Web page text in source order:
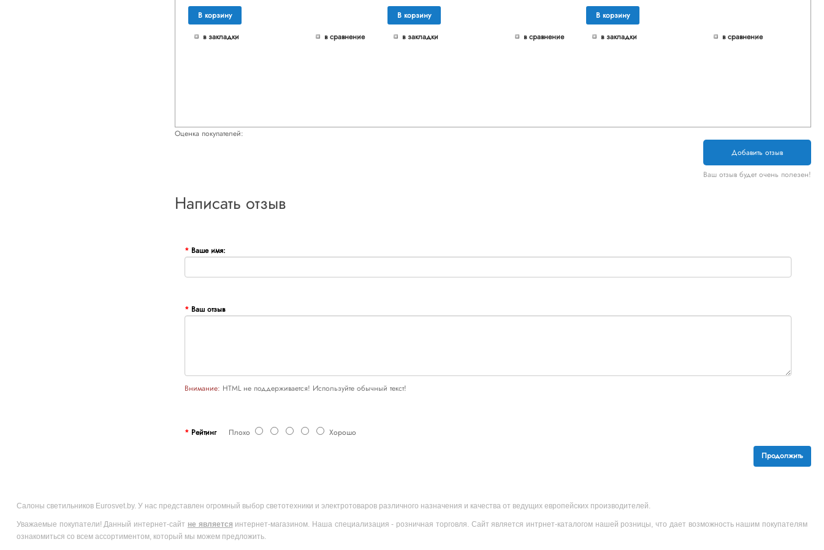
В корзину
в закладки
в сравнение
В корзину
в закладки
в сравнение
В корзину
в закладки
в сравнение
Оценка покупателей:
Добавить отзыв
Ваш отзыв будет очень полезен!
Написать отзыв
Ваше имя:
Ваш отзыв
Внимание: HTML не поддерживается! Используйте обычный текст!
РейтингПлохо Хорошо
Продолжить
Салоны светильников Eurosvet.by. У нас представлен огромный выбор светотехники и электротоваров различного назначения и качества от ведущих европейских производителей.
Уважаемые покупатели! Данный интернет-сайт не является интернет-магазином. Наша специализация - розничная торговля. Сайт является интрнет-каталогом нашей розницы, что дает возможность нашим покупателям
ознакомиться со всем ассортиментом, который мы можем предложить.